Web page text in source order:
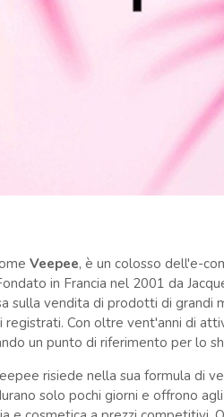
Veepee, è un colosso dell'e-
in Francia nel 2001 da
sulla vendita di prodotti di grandi
Con oltre vent'anni di
un punto di riferimento per lo
risiede nella sua formula di
solo pochi giorni e offrono